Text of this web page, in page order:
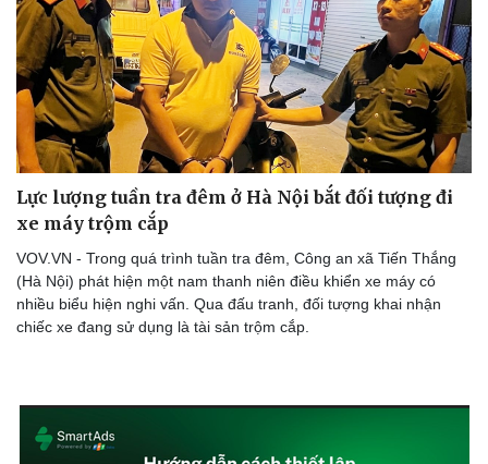
Lực lượng tuần tra đêm ở Hà Nội bắt đối tượng đi
xe máy trộm cắp
VOV.VN - Trong quá trình tuần tra đêm, Công an xã Tiến Thắng
(Hà Nội) phát hiện một nam thanh niên điều khiển xe máy có
nhiều biểu hiện nghi vấn. Qua đấu tranh, đối tượng khai nhận
chiếc xe đang sử dụng là tài sản trộm cắp.